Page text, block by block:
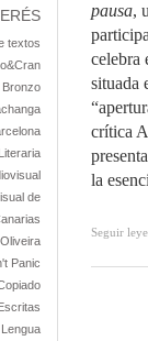
textos
de
Panic
pausa,
celebra
situada
crítica
la
Seguir